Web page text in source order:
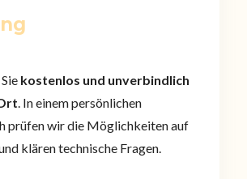
kostenlos und unverbindlich
. In einem persönlichen
prüfen wir die Möglichkeiten auf
klären technische Fragen.